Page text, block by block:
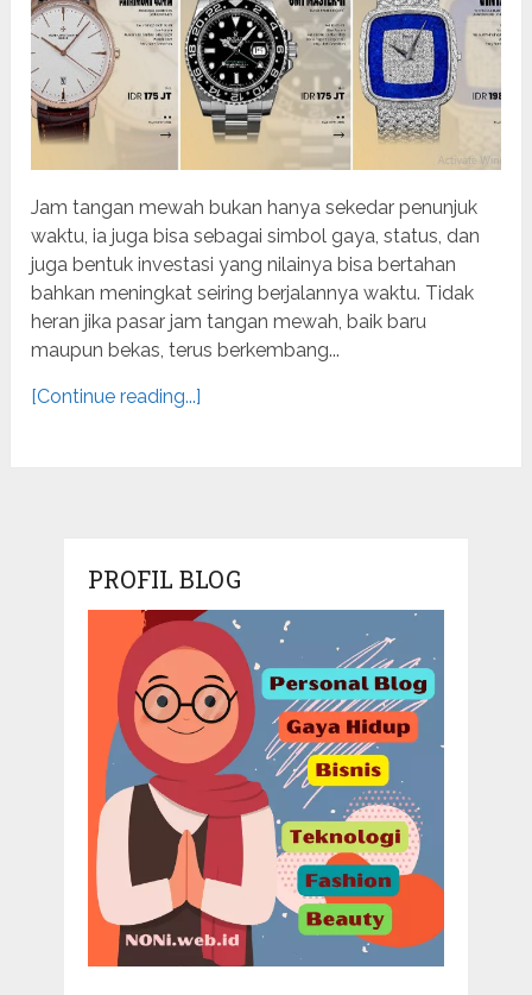
Jam tangan mewah bukan hanya sekedar penunjuk
waktu, ia juga bisa sebagai simbol gaya, status, dan
juga bentuk investasi yang nilainya bisa bertahan
bahkan meningkat seiring berjalannya waktu. Tidak
heran jika pasar jam tangan mewah, baik baru
maupun bekas, terus berkembang...
[Continue reading...]
PROFIL BLOG